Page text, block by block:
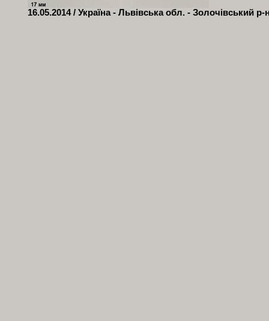
16.05.2014 / Україна - Львівська обл. - Золочівський р-